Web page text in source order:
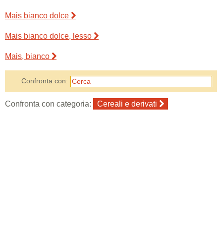
Mais bianco dolce
Mais bianco dolce, lesso
Mais, bianco
Confronta con:
Confronta con categoria: Cereali e derivati